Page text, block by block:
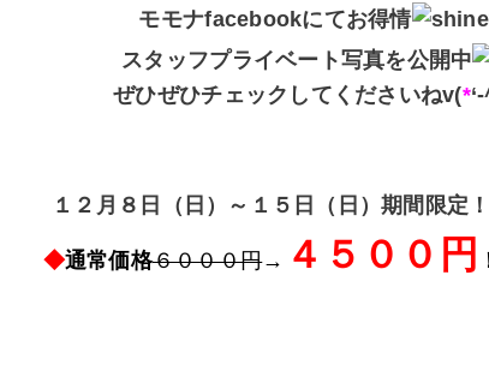
モモナfacebookにてお得情
スタッフプライベート写真を公開中
ぜひぜひチェックしてくださいねv(*
１２月８日（日）～１５日（日）期間限定！
◆通常価格６０００円→ ４５００円